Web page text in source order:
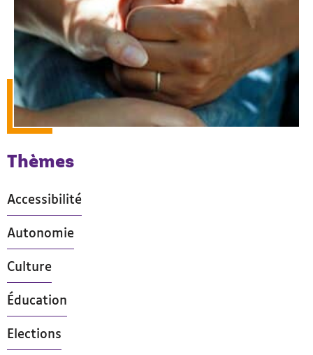
Thèmes
Accessibilité
Autonomie
Culture
Éducation
Elections